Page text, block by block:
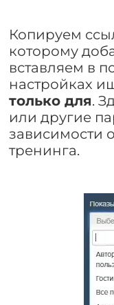
Копируем
которому
вставляем в
настройках
только для.
или другие
зависимости
тренинга.